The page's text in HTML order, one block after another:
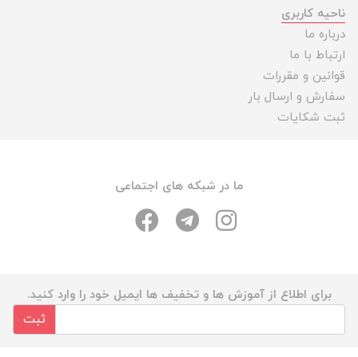
ناحیه کاربری
درباره ما
ارتباط با ما
قوانین و مقررات
سفارش و ارسال بار
ثبت شکایات
ما در شبکه های اجتماعی
برای اطلاع از آموزش ها و تخفیف ها ایمیل خود را وارد کنید.
ثبت